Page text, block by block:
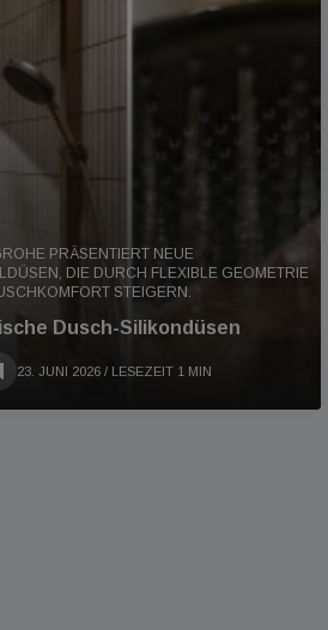
PRÄSENTIERT NEUE
DIE DURCH FLEXIBLE GEOMETRIE
STEIGERN.
Dusch-Silikondüsen
23. JUNI 2026 / LESEZEIT 1 MIN